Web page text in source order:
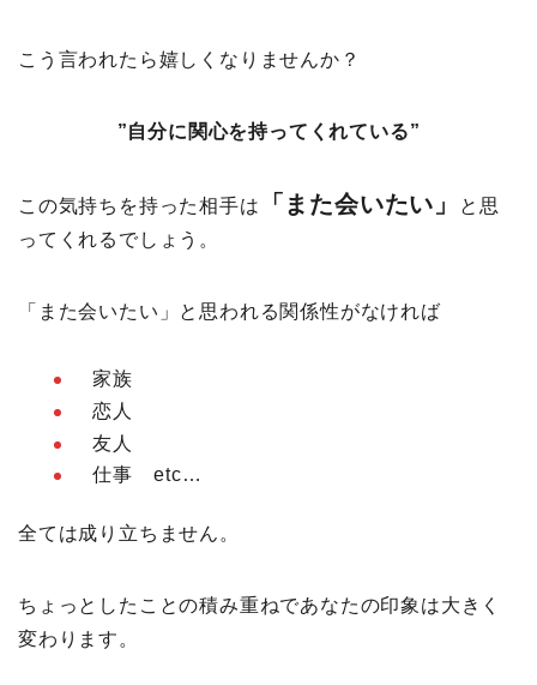
こう言われたら嬉しくなりませんか？
”自分に関心を持ってくれている”
この気持ちを持った相手は 「また会いたい」
と思
ってくれるでしょう。
「また会いたい」と思われる関係性がなければ
家族
恋人
友人
仕事 etc…
全ては成り立ちません。
ちょっとしたことの積み重ねであなたの印象は大きく
変わります。